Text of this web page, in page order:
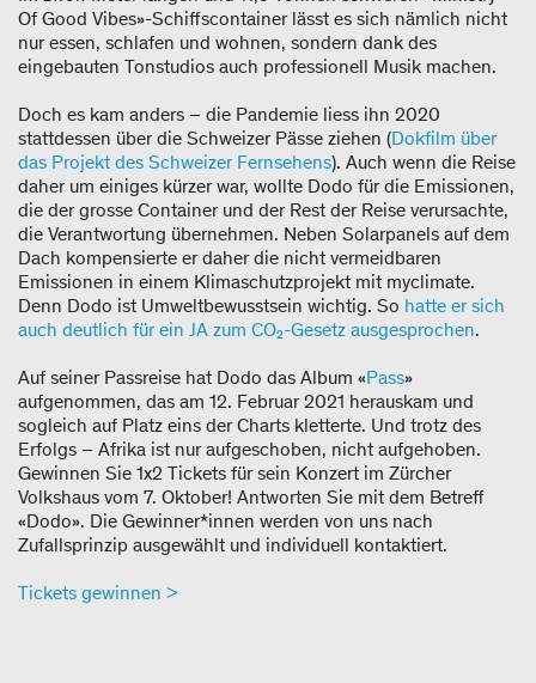
Of Good Vibes»-Schiffscontainer lässt es sich nämlich nicht
nur essen, schlafen und wohnen, sondern dank des
eingebauten Tonstudios auch professionell Musik machen.
Doch es kam anders – die Pandemie liess ihn 2020
stattdessen über die Schweizer Pässe ziehen (Dokfilm über
das Projekt des Schweizer Fernsehens). Auch wenn die Reise
daher um einiges kürzer war, wollte Dodo für die Emissionen,
die der grosse Container und der Rest der Reise verursachte,
die Verantwortung übernehmen. Neben Solarpanels auf dem
Dach kompensierte er daher die nicht vermeidbaren
Emissionen in einem Klimaschutzprojekt mit myclimate.
Denn Dodo ist Umweltbewusstsein wichtig. So hatte er sich
auch deutlich für ein JA zum CO₂-Gesetz ausgesprochen.
Auf seiner Passreise hat Dodo das Album «Pass»
aufgenommen, das am 12. Februar 2021 herauskam und
sogleich auf Platz eins der Charts kletterte. Und trotz des
Erfolgs – Afrika ist nur aufgeschoben, nicht aufgehoben.
Gewinnen Sie 1x2 Tickets für sein Konzert im Zürcher
Volkshaus vom 7. Oktober! Antworten Sie mit dem Betreff
«Dodo». Die Gewinner*innen werden von uns nach
Zufallsprinzip ausgewählt und individuell kontaktiert.
Tickets gewinnen >